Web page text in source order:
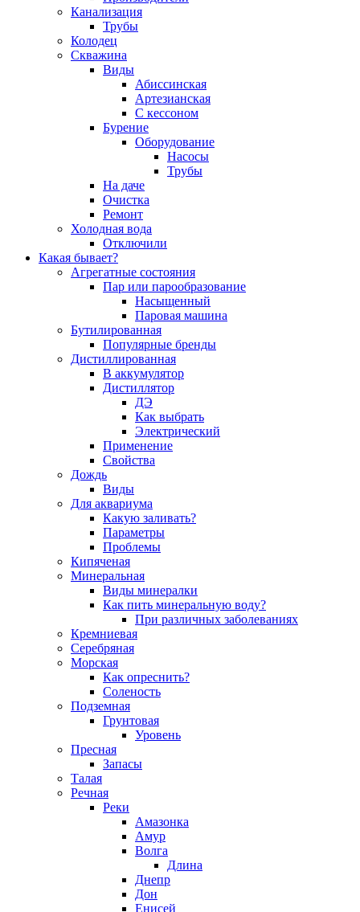
Канализация
Трубы
Колодец
Скважина
Виды
Абиссинская
Артезианская
С кессоном
Бурение
Оборудование
Насосы
Трубы
На даче
Очистка
Ремонт
Холодная вода
Отключили
Какая бывает?
Агрегатные состояния
Пар или парообразование
Насыщенный
Паровая машина
Бутилированная
Популярные бренды
Дистиллированная
В аккумулятор
Дистиллятор
ДЭ
Как выбрать
Электрический
Применение
Свойства
Дождь
Виды
Для аквариума
Какую заливать?
Параметры
Проблемы
Кипяченая
Минеральная
Виды минералки
Как пить минеральную воду?
При различных заболеваниях
Кремниевая
Серебряная
Морская
Как опреснить?
Соленость
Подземная
Грунтовая
Уровень
Пресная
Запасы
Талая
Речная
Реки
Амазонка
Амур
Волга
Длина
Днепр
Дон
Енисей